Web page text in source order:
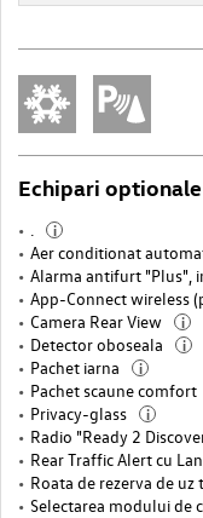
Echipari optionale
i
Aer conditionat
Alarma antifurt "Plus",
App-Connect wireless
Camera Rear View i
Detector oboseala i
Pachet iarna i
Pachet scaune comfort
Privacy-glass i
Radio "Ready 2
Rear Traffic Alert cu
Roata de rezerva de
Selectarea modului de